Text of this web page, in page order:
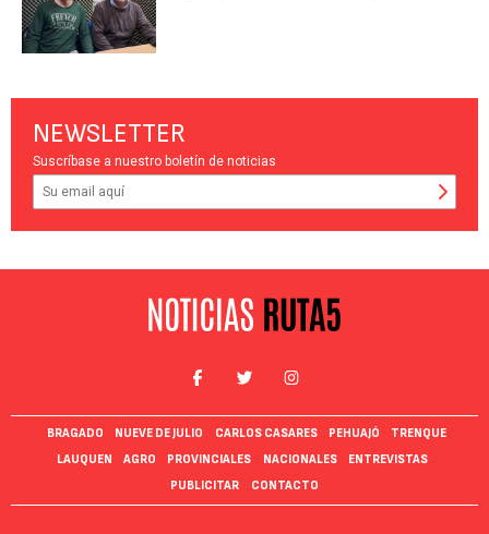
NEWSLETTER
Suscríbase a nuestro boletín de noticias
BRAGADO NUEVE DE JULIO CARLOS CASARES PEHUAJÓ
TRENQUE
LAUQUEN
AGRO PROVINCIALES NACIONALES
ENTREVISTAS
PUBLICITAR
CONTACTO